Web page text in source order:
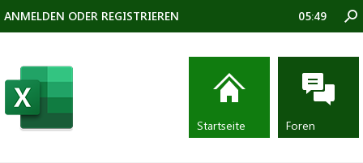
ANMELDEN ODER REGISTRIEREN 05:49
Startseite Foren